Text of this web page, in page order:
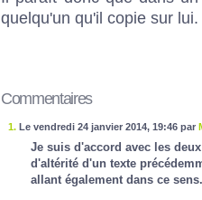
quelqu'un qu'il copie sur lui.
Commentaires
1. Le vendredi 24 janvier 2014, 19:46 par
Je suis d'accord avec les
d'altérité d'un texte
allant également dans ce sens.